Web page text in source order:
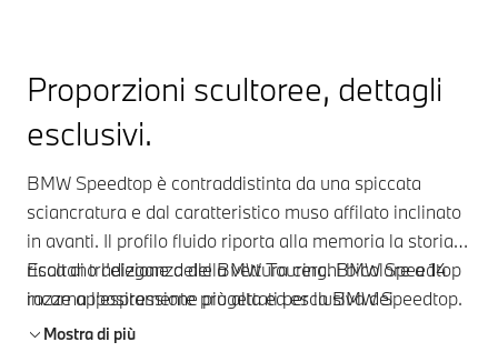
Proporzioni scultoree, dettagli
esclusivi.
BMW Speedtop è contraddistinta da una spiccata
sciancratura e dal caratteristico muso affilato inclinato
in avanti. Il profilo fluido riporta alla memoria la storia
ricca di tradizione delle BMW Touring. BMW Speedtop
incarna l’espressione più alta ed esclusiva dei
leggendari modelli touring e shooting brake.
Esaltano l’eleganza della vettura cerchi bicolore a 14
razze appositamente progettati per la BMW Speedtop.
Mostra di più